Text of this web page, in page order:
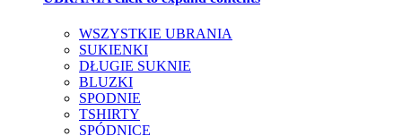
WSZYSTKIE UBRANIA
SUKIENKI
DŁUGIE SUKNIE
BLUZKI
SPODNIE
TSHIRTY
SPÓDNICE